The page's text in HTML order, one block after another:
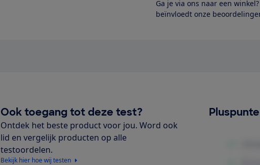
Ga je via ons naar een
beïnvloedt onze
Ook toegang tot deze test?
Ontdek het beste product voor jou. Word ook
lid en vergelijk producten op alle
testoordelen.
Bekijk hier hoe wij testen